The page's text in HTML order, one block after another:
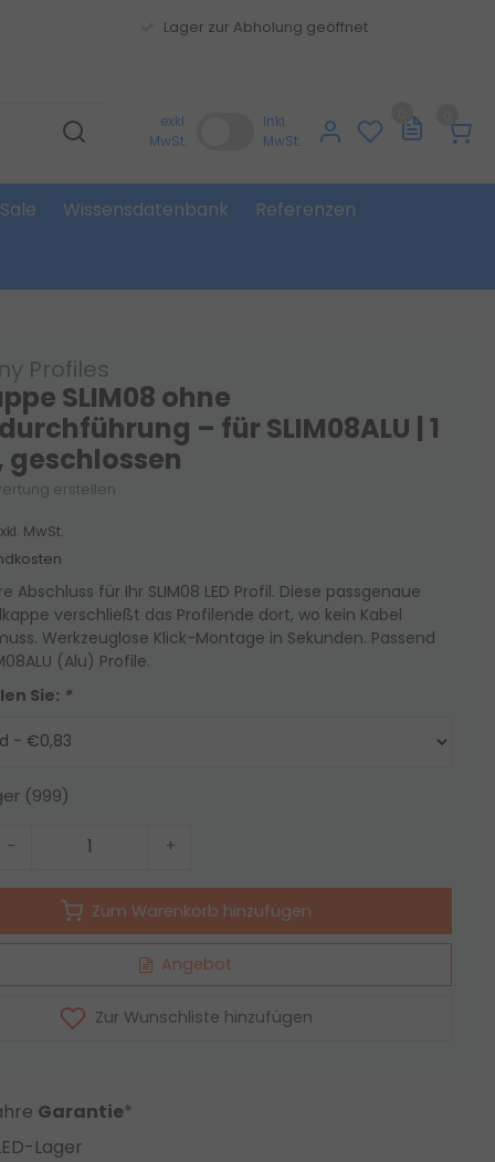
Lager zur Abholung geöffnet
exkl.
MwSt.
Inkl.
MwSt.
Sale Wissensdatenbank Referenzen
Profiles
SLIM08 ohne
– für SLIM08ALU | 1
geschlossen
erstellen
MwSt.
Abschluss für Ihr SLIM08 LED Profil. Diese passgenaue
verschließt das Profilende dort, wo kein Kabel
Werkzeuglose Klick-Montage in Sekunden. Passend
(Alu) Profile.
Sie: *
(999)
- +
Zum Warenkorb hinzufügen
Angebot
Zur Wunschliste hinzufügen
Garantie*
Lager